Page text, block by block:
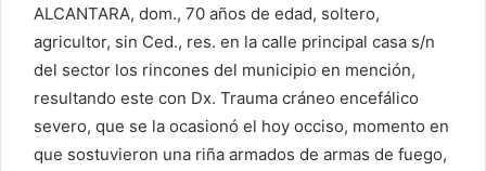
ALCANTARA, dom., 70 años de edad, soltero,
agricultor, sin Ced., res. en la calle principal casa s/n
del sector los rincones del municipio en mención,
resultando este con Dx. Trauma cráneo encefálico
severo, que se la ocasionó el hoy occiso, momento en
que sostuvieron una riña armados de armas de fuego,